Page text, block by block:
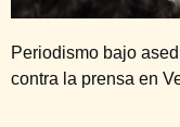
Periodismo bajo
contra la prensa en